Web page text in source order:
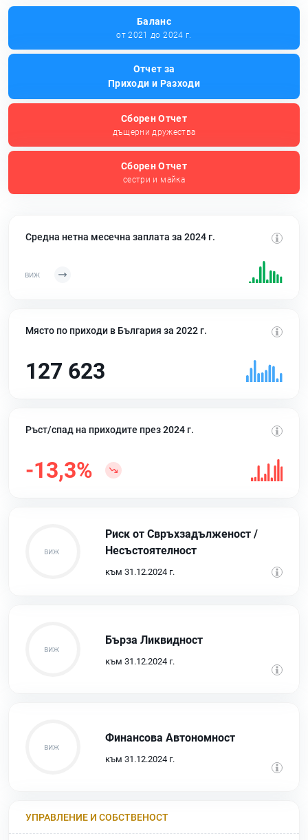
Баланс
от 2021 до 2024 г.
Отчет за
Приходи и Разходи
Сборен Отчет
дъщерни дружества
Сборен Отчет
сестри и майка
Средна нетна месечна заплата за 2024 г.
Място по приходи в България за 2022 г.
127 623
Ръст/спад на приходите през 2024 г.
-13,3%
Риск от Свръхзадълженост /
Несъстоятелност
към 31.12.2024 г.
Бърза Ликвидност
към 31.12.2024 г.
Финансова Автономност
към 31.12.2024 г.
УПРАВЛЕНИЕ И СОБСТВЕНОСТ